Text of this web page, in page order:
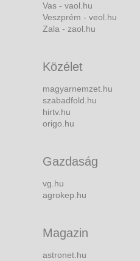
Vas - vaol.hu
Veszprém - veol.hu
Zala - zaol.hu
Közélet
magyarnemzet.hu
szabadfold.hu
hirtv.hu
origo.hu
Gazdaság
vg.hu
agrokep.hu
Magazin
astronet.hu